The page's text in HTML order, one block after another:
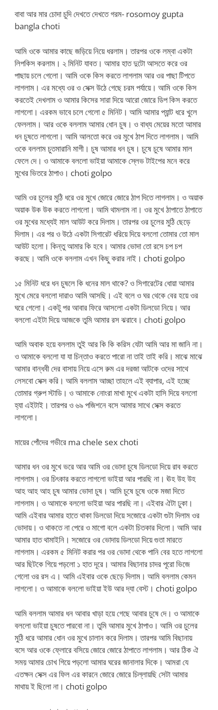
বাবা আর মার চোদা চুদি দেখতে দেখতে গরম- rosomoy gupta
bangla choti
আমি ওকে আমার কাছে জড়িয়ে নিয়ে ধরলাম। তারপর ওকে লম্বা একটা
লিপকিস করলাম। ২ মিনিট যাবত। আমার হাত দুটো আসতে করে ওর
পাছায় চলে গেলো। আমি ওকে কিস করতে লাগলাম আর ওর পাছা টিপতে
লাগলাম। এর মধ্যে ওর ও সেক্স উঠে গেছে চরম পর্যায়ে। আমি ওকে কিস
করতেই দেখলাম ও আমার কিসের সারা দিয়ে আরো জোরে ডিপ কিস করতে
লাগলো। এরকম ভাবে চলে গেলো ৫ মিনিট। আমি আমার প্যান্ট ধরে খুলে
ফেললাম। আর ওকে বললাম আমার ধোন চুষ। ও বাধ্য মেয়ের মতো আমার
ধন চুষতে লাগলো। আমি আলতো করে ওর মুখে ঠাপ দিতে লাগলাম। আমি
ওকে বললাম চুতমারানি মাগী। চুষ আমার ধন চুষ। চুষে চুষে আমার মাল
ফেলে দে। ও আমাকে বললো ভাইয়া আমাকে স্লেভ টাইপের মনে করে
মুখের ভিতরে ঠাপাও। choti golpo
আমি ওর চুলের মুঠি ধরে ওর মুখে জোরে জোরে ঠাপ দিতে লাগলাম। ও অয়াক
অয়াক উক উক করতে লাগলো। আমি থামলাম না। ওর মুখে ঠাপাতে ঠাপাতে
ওর মুখের মধ্যেই মাল আউট করে দিলাম। তারপর ওর চুলের মুঠি ছেড়ে
দিলাম। এর পর ও উঠে একটা সিগারেট ধরিয়ে দিয়ে বললো তোমার তো মাল
আউট হলো। কিন্তু আমার কি হবে। আমার ভোদা তো রসে চপ চপ
করছে। আমি ওকে বললাম এখন কিছু করার নাই। choti golpo
১৫ মিনিট ধরে ধন চুষলে কি ধনের মাল থাকে? ও সিগারেটের ধোয়া আমার
মুখে মেরে বললো দারাও আমি আসছি। এই বলে ও ঘর থেকে বের হয়ে ওর
ঘরে গেলো। একটু পর আবার ফিরে আসলো একটা ডিলডো নিয়ে। আর
বললো এইটা দিয়ে আজকে তুমি আমার রস ঝরাবে। choti golpo
আমি অবাক হয়ে বললাম তুই আর কি কি করিস যেটা আমি আর মা জানি না।
ও আমাকে বললো যা যা চিন্তাও করতে পারো না তাই তাই করি। মাঝে মাঝে
আমার বান্ধবী দের বাসায় নিয়ে এসে রুম এর দরজা আটকে ওদের সাথে
লেসবো সেক্স করি। আমি বললাম আচ্ছা তাহলে এই ব্যাপার, এই হচ্ছে
তোমার গ্রুপ স্টাডি। ও আমাকে নোংরা মাখা মুখে একটা হাসি দিয়ে বললো
হ্যা এইটাই। তারপর ও ৬৯ পজিশনে বসে আমার সাথে সেক্স করতে
লাগলো।
মায়ের পোঁদের গভীরে ma chele sex choti
আমার ধন ওর মুখে ভরে আর আমি ওর ভোদা চুষে ডিলডো দিয়ে রাব করতে
লাগলাম। ওর চিৎকার করতে লাগলো ভাইয়া আর পারছি না। ঊহ উহ উহ
আহ আহ আহ চুষ আমার ভোদা চুষ। আমি চুষে চুষে ওকে মজা দিতে
লাগলাম। ও আমাকে বললো ভাইয়া আর পারছি না। এইবার ঐটা ঢুকা।
আমি এইবার আমার হাতে থাকা ডিলডো দিয়ে সজোরে একটা গুটা দিলাম ওর
ভোদায়। ও থাকতে না পেরে ও মাগো বলে একটা চিতকার দিলো। আমি আর
আমার হাত থামাইনি। সজোরে ওর ভোদায় ডিলডো দিয়ে গুতা মারতে
লাগলাম। এরকম ৫ মিনিট করার পর ওর ভোদা থেকে পানি বের হতে লাগলো
আর ছিটকে গিয়ে পড়লো ১ হাত দূরে। আমার বিছানার চাদর পূরো ভিজে
গেলো ওর রস এ। আমি এইবার ওকে ছেড়ে দিলাম। আমি বললাম কেমন
লাগলো। ও আমাকে বললো ভাইয়া ইউ আর দ্যা বেস্ট। choti golpo
আমি বললাম আমার ধন আবার খাড়া হয়ে গেছে আবার চুষে দে। ও আমাকে
বললো ভাইয়া চুষতে পারবো না। তুমি আমার মুখে ঠাপাও। আমি ওর চুলের
মুঠি ধরে আমার ধোন ওর মুখে চালান করে দিলাম। তারপর আমি বিছানায়
বসে আর ওকে ফ্লোরে বসিয়ে জোরে জোরে ঠাপাতে লাগলাম। আর ঠিক ঐ
সময় আমার চোখ গিয়ে পড়লো আমার ঘরের জানালার দিকে। আমরা যে
এতক্ষন সেক্স এর ফিল এর কারনে জোরে জোরে চিল্লায়ছি সেটা আমার
মাথায় ই ছিলো না। choti golpo